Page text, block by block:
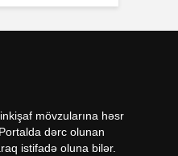
mövzularına həsr
dərc olunan
istifadə oluna bilər.